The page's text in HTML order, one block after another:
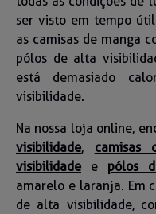
ser visto em tempo
as camisas de manga
pólos de alta
está demasiado
visibilidade.
Na nossa loja online,
visibilidade, camisas
visibilidade e pólos
amarelo e laranja. Em
de alta visibilidade,